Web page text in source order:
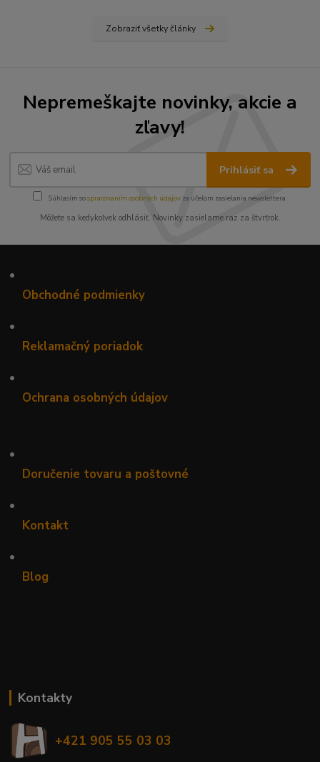
Zobraziť všetky články
Nepremeškajte novinky, akcie a
zľavy!
Prihlásiť sa
Súhlasím sospracovaním osobných údajov za účelom zasielania newslettera.
Môžete sa kedykoľvek odhlásiť. Novinky zasielame raz za štvrťrok.
•
Obchodné podmienky
•
Reklamačný poriadok
•
Ochrana osobných údajov
•
Doručenie tovaru a poštovné
•
Kontakt
•
Blog
Kontakty
+421 905 55 03 03